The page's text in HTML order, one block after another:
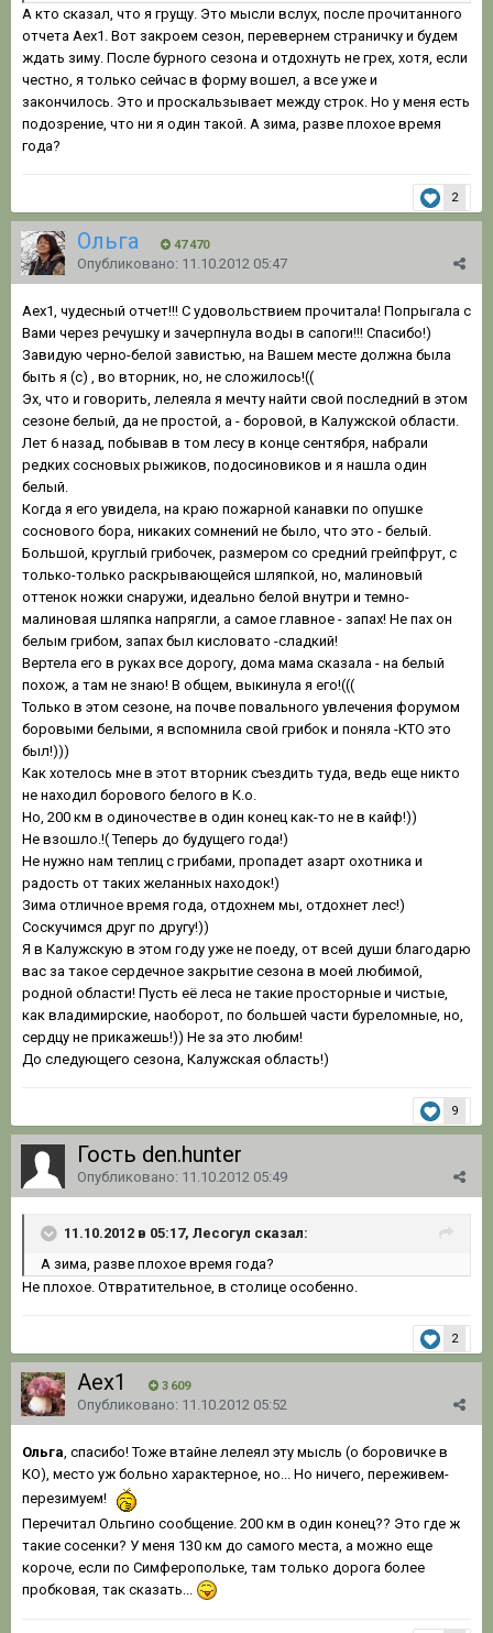
А кто сказал, что я грущу. Это мысли вслух, после прочитанного
отчета Аех1. Вот закроем сезон, перевернем страничку и будем
ждать зиму. После бурного сезона и отдохнуть не грех, хотя, если
честно, я только сейчас в форму вошел, а все уже и
закончилось. Это и проскальзывает между строк. Но у меня есть
подозрение, что ни я один такой. А зима, разве плохое время
года?
2
Ольга 47 470
Опубликовано: 11.10.2012 05:47
Аех1, чудесный отчет!!! С удовольствием прочитала! Попрыгала с
Вами через речушку и зачерпнула воды в сапоги!!! Спасибо!)
Завидую черно-белой завистью, на Вашем месте должна была
быть я (с) , во вторник, но, не сложилось!((
Эх, что и говорить, лелеяла я мечту найти свой последний в этом
сезоне белый, да не простой, а - боровой, в Калужской области.
Лет 6 назад, побывав в том лесу в конце сентября, набрали
редких сосновых рыжиков, подосиновиков и я нашла один
белый.
Когда я его увидела, на краю пожарной канавки по опушке
соснового бора, никаких сомнений не было, что это - белый.
Большой, круглый грибочек, размером со средний грейпфрут, с
только-только раскрывающейся шляпкой, но, малиновый
оттенок ножки снаружи, идеально белой внутри и темно-
малиновая шляпка напрягли, а самое главное - запах! Не пах он
белым грибом, запах был кисловато -сладкий!
Вертела его в руках все дорогу, дома мама сказала - на белый
похож, а там не знаю! В общем, выкинула я его!(((
Только в этом сезоне, на почве повального увлечения форумом
боровыми белыми, я вспомнила свой грибок и поняла -КТО это
был!)))
Как хотелось мне в этот вторник съездить туда, ведь еще никто
не находил борового белого в К.о.
Но, 200 км в одиночестве в один конец как-то не в кайф!))
Не взошло.!( Теперь до будущего года!)
Не нужно нам теплиц с грибами, пропадет азарт охотника и
радость от таких желанных находок!)
Зима отличное время года, отдохнем мы, отдохнет лес!)
Соскучимся друг по другу!))
Я в Калужскую в этом году уже не поеду, от всей души благодарю
вас за такое сердечное закрытие сезона в моей любимой,
родной области! Пусть её леса не такие просторные и чистые,
как владимирские, наоборот, по большей части буреломные, но,
сердцу не прикажешь!)) Не за это любим!
До следующего сезона, Калужская область!)
9
Гость den.hunter
Опубликовано: 11.10.2012 05:49
11.10.2012 в 05:17, Лесогул сказал:
А зима, разве плохое время года?
Не плохое. Отвратительное, в столице особенно.
2
Aex1 3 609
Опубликовано: 11.10.2012 05:52
Ольга , спасибо! Тоже втайне лелеял эту мысль (о боровичке в
КО), место уж больно характерное, но... Но ничего, переживем-
перезимуем!
Перечитал Ольгино сообщение. 200 км в один конец?? Это где ж
такие сосенки? У меня 130 км до самого места, а можно еще
короче, если по Симферопольке, там только дорога более
пробковая, так сказать...